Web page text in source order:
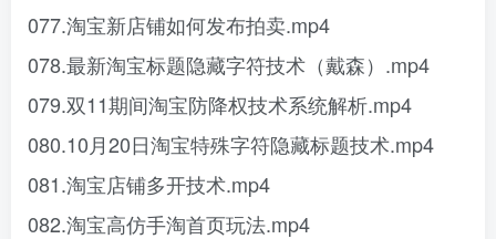
077.淘宝新店铺如何发布拍卖.mp4
078.最新淘宝标题隐藏字符技术（戴森）.mp4
079.双11期间淘宝防降权技术系统解析.mp4
080.10月20日淘宝特殊字符隐藏标题技术.mp4
081.淘宝店铺多开技术.mp4
082.淘宝高仿手淘首页玩法.mp4